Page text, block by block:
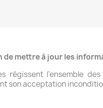
de mettre à jour les
régissent l’ensemble
son acceptation